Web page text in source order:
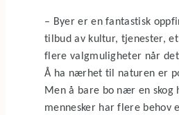
– Byer er en fantastisk
tilbud av kultur, tjenester,
flere valgmuligheter når
Å ha nærhet til naturen er
Men å bare bo nær en skog
mennesker har flere behov